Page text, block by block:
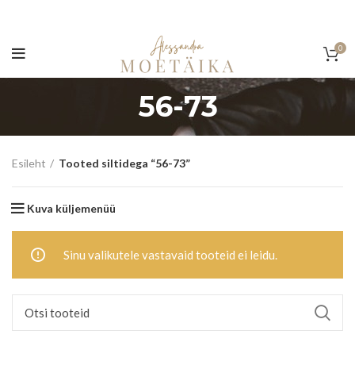
0
56-73
Esileht Tooted siltidega “56-73”
Kuva küljemenüü
Sinu valikutele vastavaid tooteid ei leidu.